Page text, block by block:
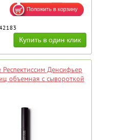
Денсифьер
объемная с сывороткой